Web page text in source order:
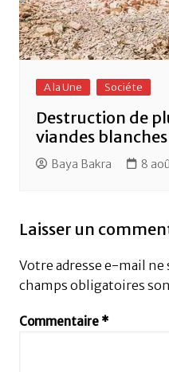
A la Une Sociéte
Destruction de
viandes
Baya Bakra 8
Laisser un
Votre adresse e-mail ne
champs obligatoires
Commentaire *